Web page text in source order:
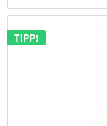
TIPP!